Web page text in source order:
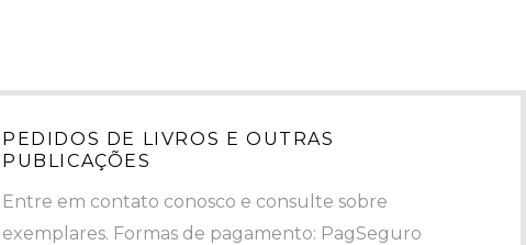
PEDIDOS DE LIVROS E OUTRAS
PUBLICAÇÕES
Entre em contato conosco e consulte sobre
exemplares. Formas de pagamento: PagSeguro